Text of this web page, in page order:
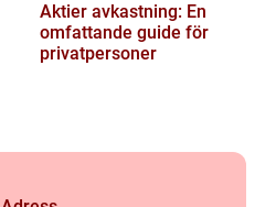
Aktier avkastning: En
omfattande guide för
privatpersoner